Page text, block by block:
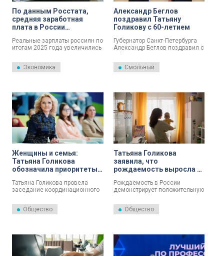
По данным Росстата,
средняя заработная
плата в России
Реальные зарплаты россиян по
итогам 2025 года увеличились
выросла на 13,5%. Такие
данные привел глава
коллегии Министерства.
Экономика
Александр Беглов
поздравил Татьяну
Голикову с 60-летием
Губернатор Санкт‑Петербурга
Александр Беглов поздравил с
Председателя Правительства
Российской Федерации
Смольный
Женщины и семья:
Татьяна Голикова
обозначила приоритеты
Татьяна Голикова провела
заседание координационного
Национальной стратегии
действий в интересах женщин.
обязанностями.
Общество
Татьяна Голикова
заявила, что
рождаемость выросла в
Рождаемость в России
демонстрирует положительную
26 регионах страны.
Общество